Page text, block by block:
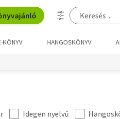
KÖNYV HANGOSKÖNYV
Idegen nyelvű